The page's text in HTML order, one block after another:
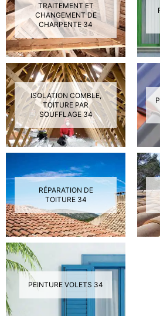
TRAITEMENT ET
CHANGEMENT DE
CHARPENTE 34
ISOLATION COMBLE,
TOITURE PAR
SOUFFLAGE 34
RÉPARATION DE
TOITURE 34
PEINTURE VOLETS 34